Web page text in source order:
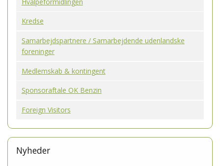
Kredse
Samarbejdspartnere / Samarbejdende udenlandske
foreninger
Medlemskab & kontingent
Sponsoraftale OK Benzin
Foreign Visitors
Nyheder